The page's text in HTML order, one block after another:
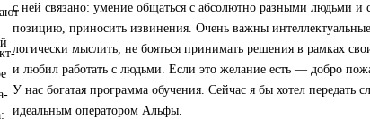
с ней связано: умение общаться с абсолютно разными людьми и
позицию, приносить извинения. Очень важны
логически мыслить, не бояться принимать решения в рамках
и любил работать с людьми. Если это желание есть — добро
У нас богатая программа обучения. Сейчас я бы хотел передать
идеальным оператором Альфы.